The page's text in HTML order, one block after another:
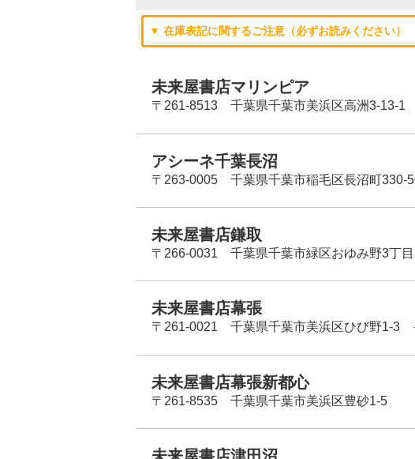
▼ 在庫表記に関するご注意（必ずお読みください）
未来屋書店マリンピア
〒261-8513 千葉県千葉市美浜区高洲3-13-1
アシーネ千葉長沼
〒263-0005 千葉県千葉市稲毛区長沼町330-
未来屋書店鎌取
〒266-0031 千葉県千葉市緑区おゆみ野3丁
未来屋書店幕張
〒261-0021 千葉県千葉市美浜区ひび野1-3
未来屋書店幕張新都心
〒261-8535 千葉県千葉市美浜区豊砂1-5